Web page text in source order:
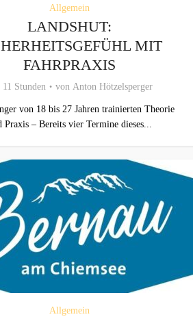
Allgemein
LANDSHUT:
MIT
FAHRPRAXIS
Stunden von Anton Hötzelsperger
von 18 bis 27 Jahren trainierten Theorie
Praxis – Bereits vier Termine dieses...
Allgemein